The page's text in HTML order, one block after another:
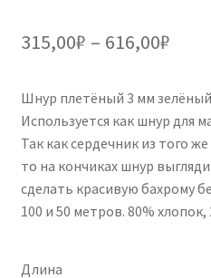
315,00₽ – 616,00₽
–
Шнур плетёный 3 мм
Используется как шнур для
Так как сердечник из того
то на кончиках шнур
сделать красивую бахрому
100 и 50 метров. 80%
Длина